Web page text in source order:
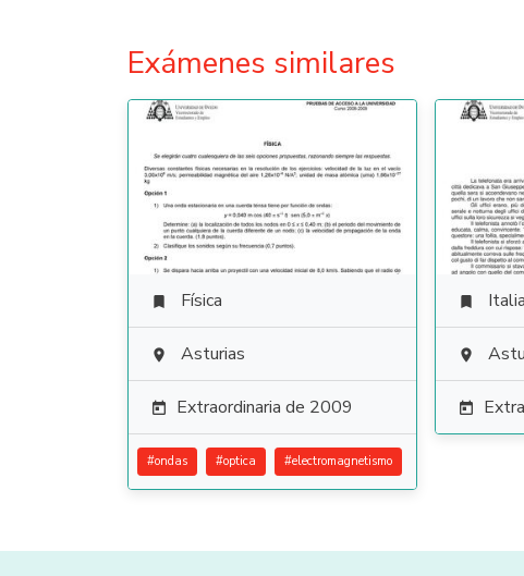
Exámenes similares
 Física
 Asturias
 Extraordinaria de 2009
#ondas #optica #electromagnetismo


